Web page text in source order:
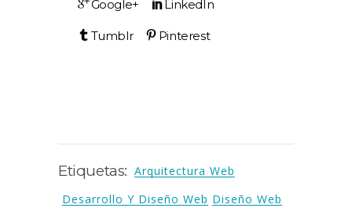
Etiquetas: Arquitectura Web
Desarrollo Y Diseño Web Diseño Web